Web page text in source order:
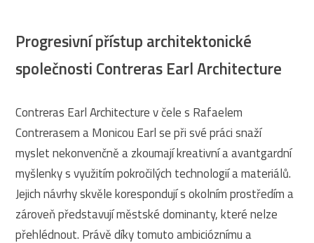
Progresivní přístup architektonické
společnosti Contreras Earl Architecture
Contreras Earl Architecture v čele s Rafaelem
Contrerasem a Monicou Earl se při své práci snaží
myslet nekonvenčně a zkoumají kreativní a avantgardní
myšlenky s využitím pokročilých technologií a materiálů.
Jejich návrhy skvěle korespondují s okolním prostředím a
zároveň představují městské dominanty, které nelze
přehlédnout. Právě díky tomuto ambicióznímu a